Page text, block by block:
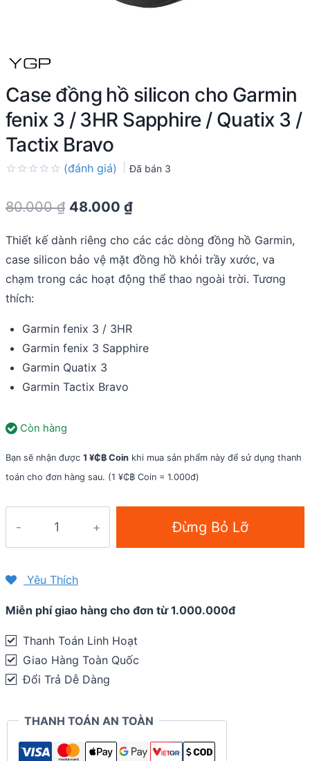
Case đồng hồ silicon cho Garmin
fenix 3 / 3HR Sapphire / Quatix 3 /
Tactix Bravo
out
(đánh giá) Đã bán 3
80.000₫ Original
was:
80.000 ₫.
48.000 ₫Current
is:
48.000 ₫.
Thiết kế dành riêng cho các các dòng đồng hồ Garmin,
case silicon bảo vệ mặt đồng hồ khỏi trầy xước, va
chạm trong các hoạt động thể thao ngoài trời. Tương
thích:
Garmin fenix 3 / 3HR
Garmin fenix 3 Sapphire
Garmin Quatix 3
Garmin Tactix Bravo
Còn hàng
Bạn sẽ nhận được 1 ¥₵฿ Coin khi mua sản phẩm này để sử dụng thanh
toán cho đơn hàng sau. (1 ¥₵฿ Coin = 1.000đ)
silicon
Garmin
fenix
3
/
Quatix
Đừng Bỏ Lỡ
Yêu Thích
Miễn phí giao hàng cho đơn từ 1.000.000đ
Thanh Toán Linh Hoạt
Giao Hàng Toàn Quốc
Đổi Trả Dễ Dàng
THANH TOÁN AN TOÀN